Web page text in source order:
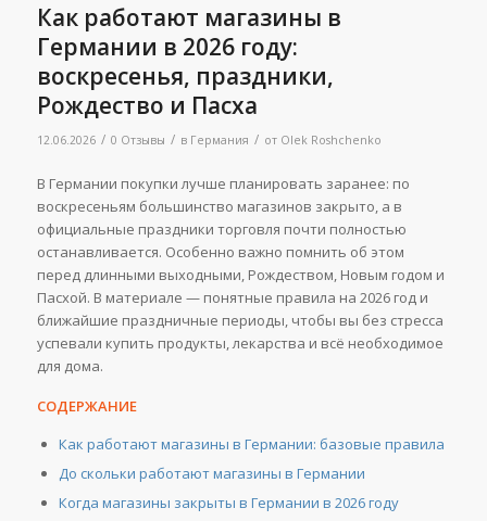
Как работают магазины в
Германии в 2026 году:
воскресенья, праздники,
Рождество и Пасха
12.06.2026 / 0 Отзывы / в Германия / от Olek Roshchenko
В Германии покупки лучше планировать заранее: по
воскресеньям большинство магазинов закрыто, а в
официальные праздники торговля почти полностью
останавливается. Особенно важно помнить об этом
перед длинными выходными, Рождеством, Новым годом и
Пасхой. В материале — понятные правила на 2026 год и
ближайшие праздничные периоды, чтобы вы без стресса
успевали купить продукты, лекарства и всё необходимое
для дома.
СОДЕРЖАНИЕ
Как работают магазины в Германии: базовые правила
До скольки работают магазины в Германии
Когда магазины закрыты в Германии в 2026 году